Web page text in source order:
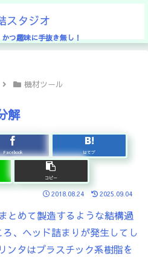
つ趣味に手抜き無し！
機材ツール
解
Facebook はてブ
コピー
2018.08.24 2025.09.04
とめて製造するような結構過
、ヘッド詰まりが発生してし
ンタはプラスチック系樹脂を